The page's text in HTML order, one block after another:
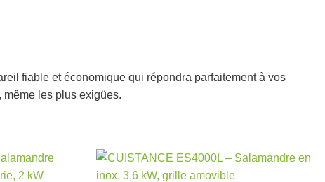
fiable et économique qui répondra parfaitement à vos
même les plus exigües.